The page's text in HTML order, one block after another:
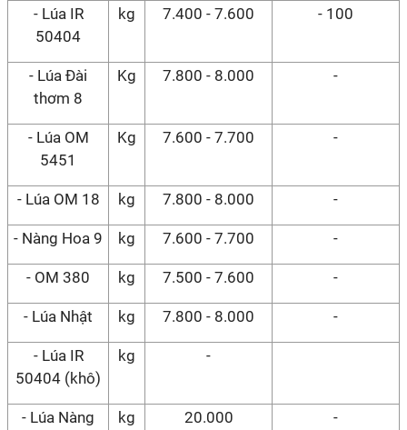
- Lúa IR
50404
kg 7.400 - 7.600 - 100
- Lúa Đài
thơm 8
Kg 7.800 - 8.000 -
- Lúa OM
5451
Kg 7.600 - 7.700 -
- Lúa OM 18 kg 7.800 - 8.000 -
- Nàng Hoa 9 kg 7.600 - 7.700 -
- OM 380 kg 7.500 - 7.600 -
- Lúa Nhật kg 7.800 - 8.000 -
- Lúa IR
50404 (khô)
kg -
- Lúa Nàng
kg 20.000 -